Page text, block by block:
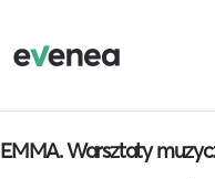
EMMA. Warsztaty